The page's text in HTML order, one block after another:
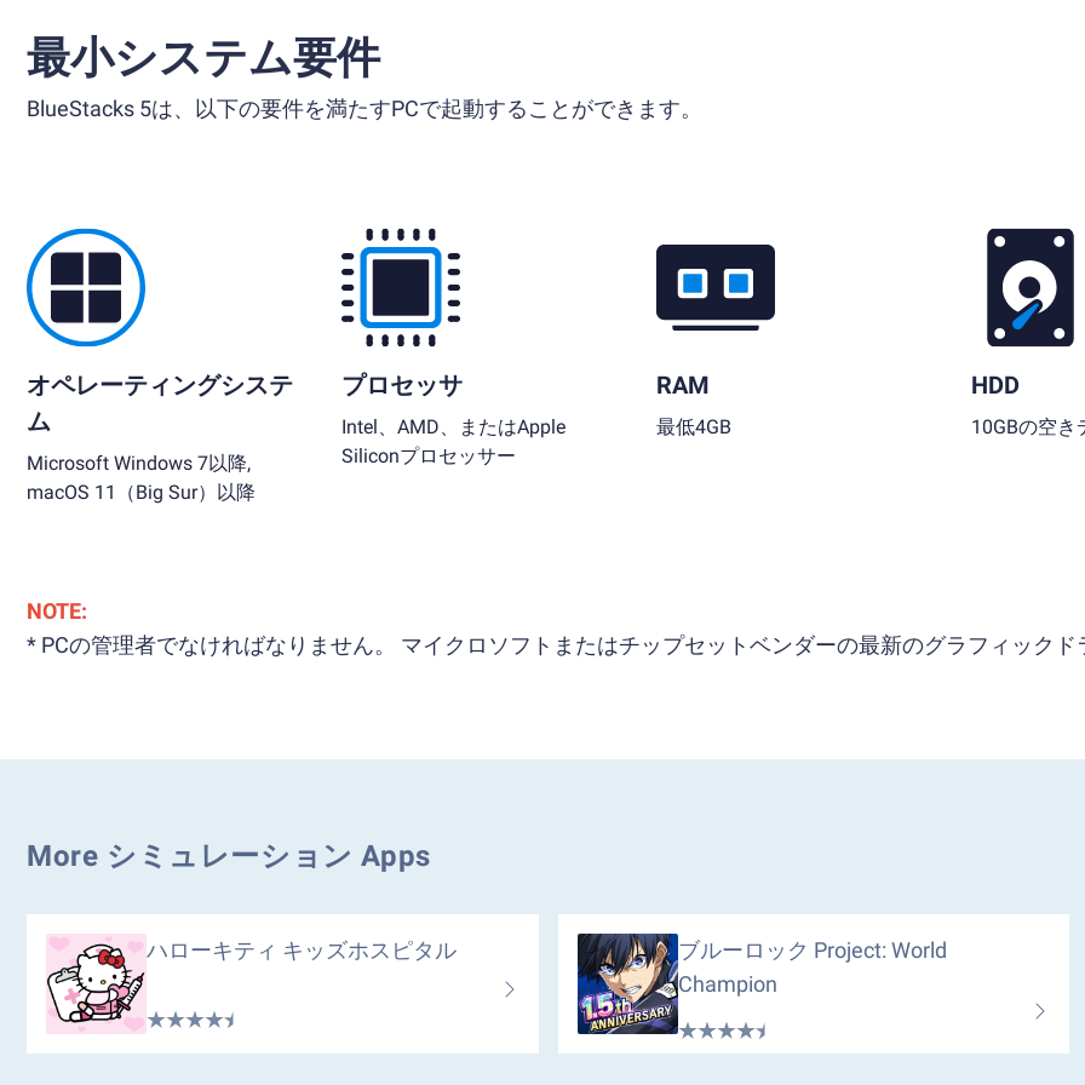
最小システム要件
BlueStacks 5は、以下の要件を満たすPCで起動することができます。
オペレーティングシステ
ム
Microsoft Windows 7以降,
macOS 11（Big Sur）以降
プロセッサ
Intel、AMD、またはApple
Siliconプロセッサー
RAM
最低4GB
HDD
10GBの空き
NOTE:
* PCの管理者でなければなりません。 マイクロソフトまたはチップセットベンダーの最新のグラフィックド
More シミュレーション Apps
ハローキティ キッズホスピタル
ブルーロック Project: World
Champion